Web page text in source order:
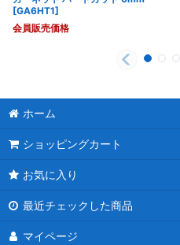
[GA6HT1]
会員販売価格
ホーム
ショッピングカート
お気に入り
最近チェックした商品
マイページ